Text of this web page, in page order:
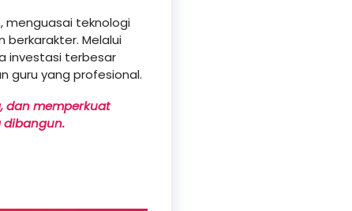
menguasai teknologi
berkarakter. Melalui
investasi terbesar
guru yang profesional.
dan memperkuat
dibangun.